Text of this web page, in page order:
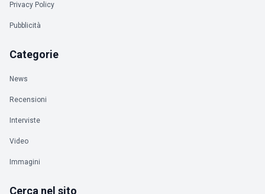
Privacy Policy
Pubblicità
Categorie
News
Recensioni
Interviste
Video
Immagini
Cerca nel sito